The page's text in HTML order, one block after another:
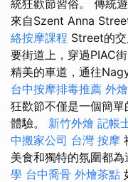
統狂歡節習俗。 傳統
來自Szent Anna
絡按摩課程 Street的交
要街道上，穿過PIAC
精美的車道，通往
台中按摩排毒推薦 外
狂歡節不僅是一個簡
體驗。 新竹外燴 記帳
中搬家公司 台灣 按摩
美食和獨特的氛圍都為
學 台中喬骨 外燴茶點